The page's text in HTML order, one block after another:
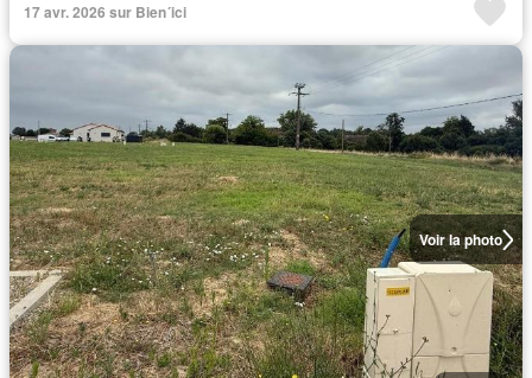
17 avr. 2026 sur Bien´ici
Voir la photo